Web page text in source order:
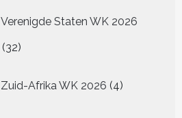
Verenigde Staten WK 2026
3232
Zuid-Afrika WK 2026 4
producten